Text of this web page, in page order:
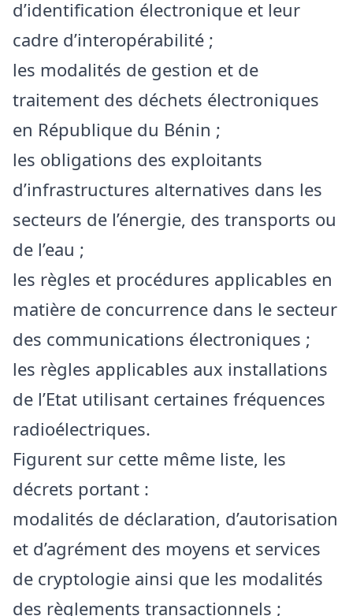
d’identification électronique et leur
cadre d’interopérabilité ;
les modalités de gestion et de
traitement des déchets électroniques
en République du Bénin ;
les obligations des exploitants
d’infrastructures alternatives dans les
secteurs de l’énergie, des transports ou
de l’eau ;
les règles et procédures applicables en
matière de concurrence dans le secteur
des communications électroniques ;
les règles applicables aux installations
de l’Etat utilisant certaines fréquences
radioélectriques.
Figurent sur cette même liste, les
décrets portant :
modalités de déclaration, d’autorisation
et d’agrément des moyens et services
de cryptologie ainsi que les modalités
des règlements transactionnels ;